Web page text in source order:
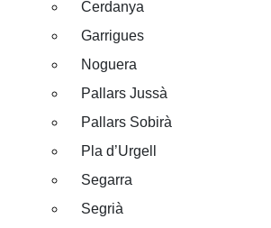
Cerdanya
Garrigues
Noguera
Pallars Jussà
Pallars Sobirà
Pla d’Urgell
Segarra
Segrià